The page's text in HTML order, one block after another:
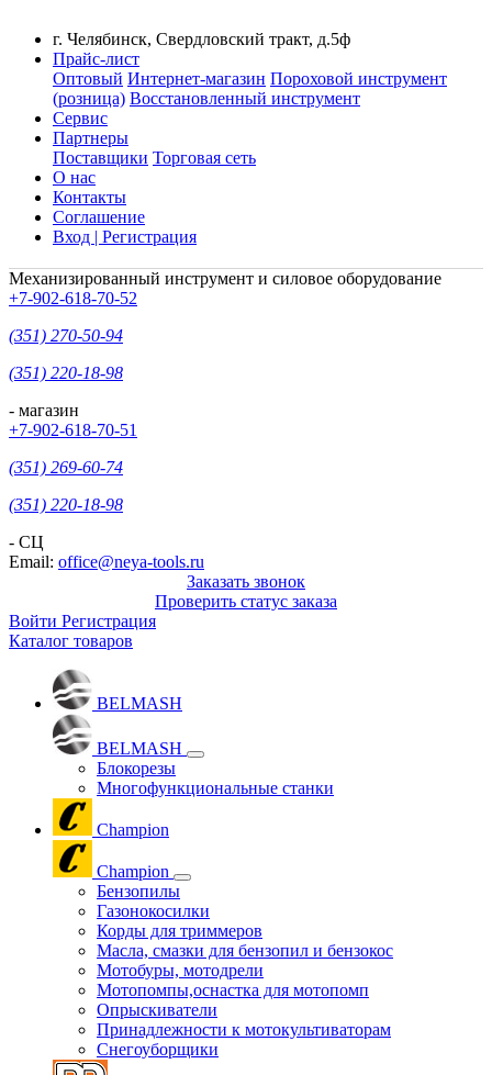
г. Челябинск, Свердловский тракт, д.5ф
Прайс-лист
Оптовый Интернет-магазин Пороховой инструмент
(розница) Восстановленный инструмент
Сервис
Партнеры
Поставщики Торговая сеть
О нас
Контакты
Соглашение
Вход | Регистрация
Механизированный инструмент и силовое оборудование
+7-902-618-70-52
(351) 270-50-94
(351) 220-18-98
- магазин
+7-902-618-70-51
(351) 269-60-74
(351) 220-18-98
- СЦ
Email: office@neya-tools.ru
Заказать звонок
Проверить статус заказа
Войти Регистрация
Каталог товаров
BELMASH
BELMASH
Блокорезы
Многофункциональные станки
Champion
Champion
Бензопилы
Газонокосилки
Корды для триммеров
Масла, смазки для бензопил и бензокос
Мотобуры, мотодрели
Мотопомпы,оснастка для мотопомп
Опрыскиватели
Принадлежности к мотокультиваторам
Снегоуборщики